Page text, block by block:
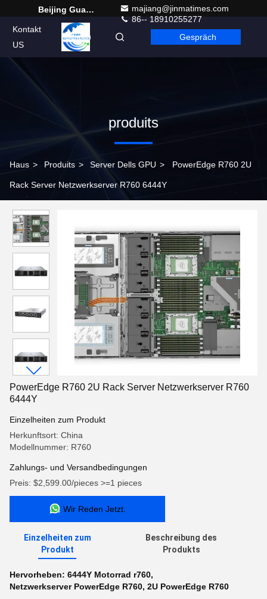
Beijing Guangtian Runze Technology Co., Ltd.
majiang@jinmatimes.com
86-- 18910255277
Kontakt
US
German Gespräch
produits
Haus > Produits > Server Dells GPU > PowerEdge R760 2U
Rack Server Netzwerkserver R760 6444Y
PowerEdge R760 2U Rack Server Netzwerkserver R760
6444Y
Einzelheiten zum Produkt
Herkunftsort: China
Modellnummer: R760
Zahlungs- und Versandbedingungen
Preis: $2,599.00/pieces >=1 pieces
Wir Reden Jetzt.
Einzelheiten zum
Produkt
Beschreibung des
Produkts
Hervorheben: 6444Y Motorrad r760,
Netzwerkserver PowerEdge R760, 2U PowerEdge R760